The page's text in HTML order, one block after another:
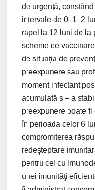
de urgenţă,
intervale de 0–1–2
rapel la 12 luni de la
scheme de
de situaţia de
preexpunere sau
moment infectant
acumulată s – a
preexpunere poate
în perioada celor 6
compromiterea
redeşteptare
pentru cei cu
unei imunităţi